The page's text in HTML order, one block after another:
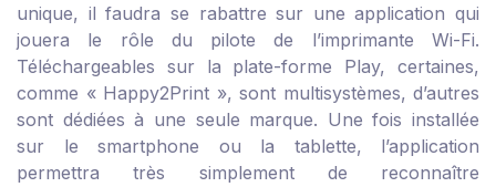
unique, il faudra se rabattre sur une application qui
jouera le rôle du pilote de l’imprimante Wi-Fi.
Téléchargeables sur la plate-forme Play, certaines,
comme « Happy2Print », sont multisystèmes, d’autres
sont dédiées à une seule marque. Une fois installée
sur le smartphone ou la tablette, l’application
permettra très simplement de reconnaître